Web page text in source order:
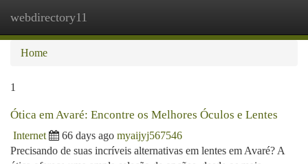
webdirectory11
Home
1
Ótica em Avaré: Encontre os Melhores Óculos e Lentes
Internet 66 days ago myaijyj567546
Precisando de suas incríveis alternativas em lentes em Avaré? A